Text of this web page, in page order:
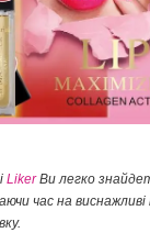
LikerВи легко
час на